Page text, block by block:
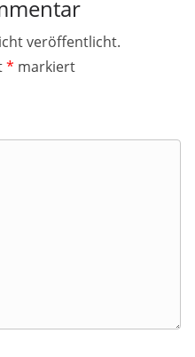
veröffentlicht.
* markiert